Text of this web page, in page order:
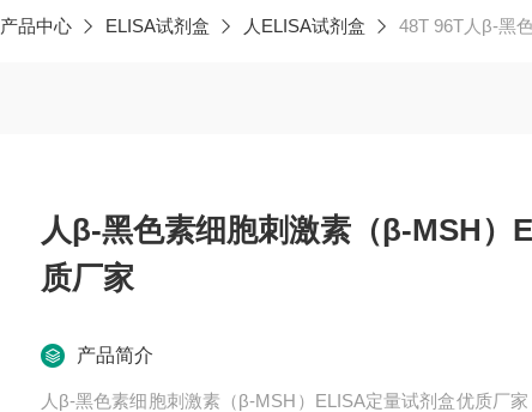
产品中心 ELISA试剂盒 人ELISA试剂盒 48T 96T人β-黑色素
人β-黑色素细胞刺激素（β-MSH）
质厂家
产品简介
人β-黑色素细胞刺激素（β-MSH）ELISA定量试剂盒优质厂